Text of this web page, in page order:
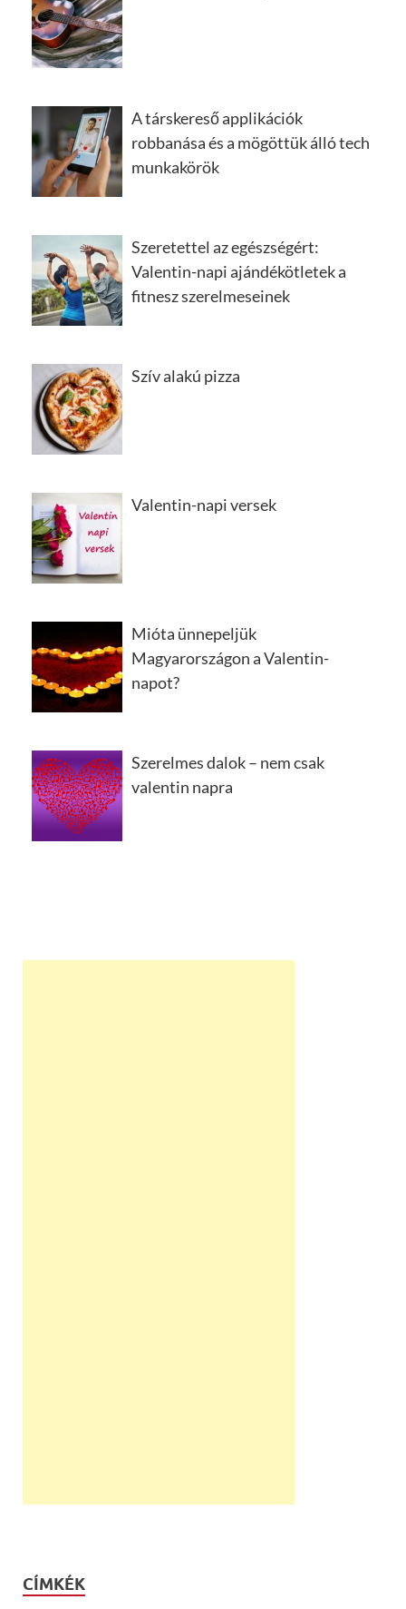
A társkereső applikációk
robbanása és a mögöttük álló tech
munkakörök
Szeretettel az egészségért:
Valentin-napi ajándékötletek a
fitnesz szerelmeseinek
Szív alakú pizza
Valentin-napi versek
Mióta ünnepeljük
Magyarországon a Valentin-
napot?
Szerelmes dalok – nem csak
valentin napra
CÍMKÉK